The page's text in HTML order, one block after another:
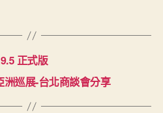
正式版
洲巡展-台北商談會分享